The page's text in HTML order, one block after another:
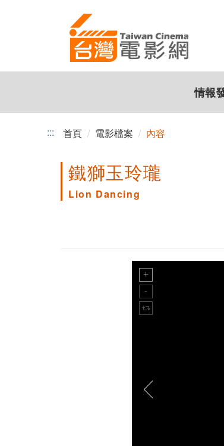
情報
::: 首頁 電影檔案 內容
鐵獅玉玲瓏
Lion Dancing